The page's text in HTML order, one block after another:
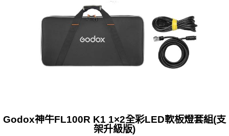
Godox神牛FL100R K1 1×2全彩LED軟板燈套組(支
架升級版)